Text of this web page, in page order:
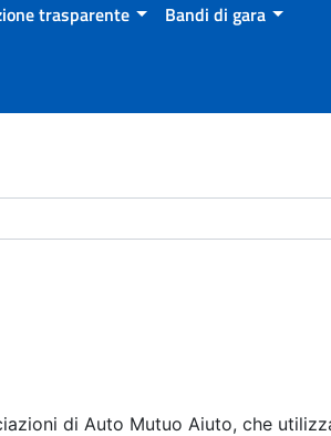
trasparente Bandi di gara
di Auto Mutuo Aiuto, che